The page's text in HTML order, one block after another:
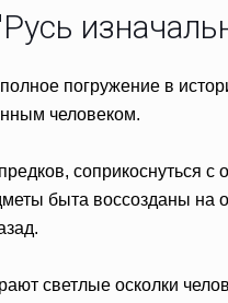
погружение в
человеком.
быта воссозданы
светлые осколки